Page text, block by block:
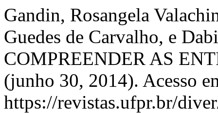
Gandin, Rosangela
Guedes de Carvalho, e
COMPREENDER AS
(junho 30, 2014). Acesso
https://revistas.ufpr.br/